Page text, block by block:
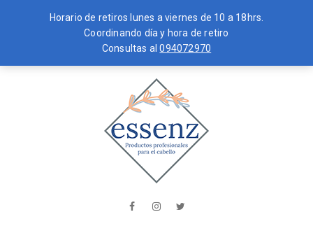
Horario de retiros lunes a viernes de 10 a 18hrs.
Coordinando día y hora de retiro
Consultas al094072970
to
essenz
EL CABELLO
FacebookInstagram